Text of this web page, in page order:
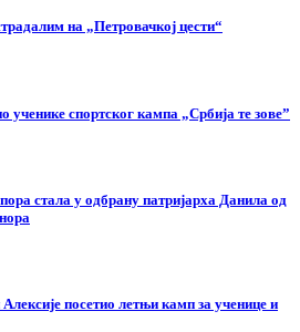
на „Петровачкој цести“
ученике спортског кампа „Србија те зове”
стала у одбрану патријарха Данила од
посетио летњи камп за ученице и